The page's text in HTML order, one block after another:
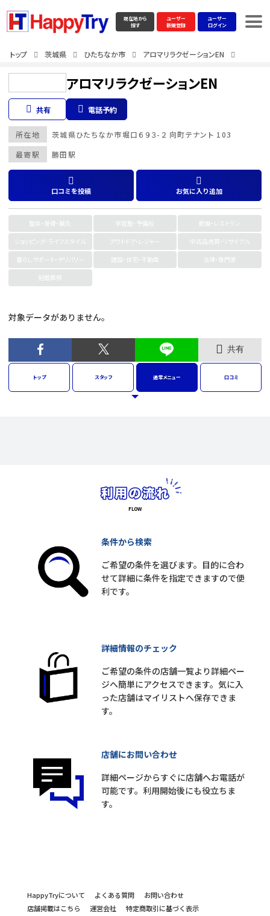
現在地から
探す
ユーザー
新規登録
ユーザー
ログイン
トップ 茨城県 ひたちなか市 アロマリラクゼーションEN
アロマリラクゼーションEN
共有 電話予約
最寄駅 勝田駅
所在地 茨城県ひたちなか市堀口６９３-２ 向町テナント 103
口コミを投稿 お気に入り追加
整体・接骨・鍼灸 学習塾・予備校
飲食・レストラン
ショッピング・ライフスタイル
アウトドア・レジャー
中古品売買・リサイクル
暮らしサポート・デリバリー
建設・住宅・不動産
法律・専門家
冠婚葬祭
対象データがありません。
共有
トップ スタッフ 通常メニュー 口コミ
条件から検索
ご希望の条件を選びます。目的に合わ
せて詳細に条件を指定できますので便
利です。
詳細情報のチェック
ご希望の条件の店舗一覧より詳細ペー
ジへ簡単にアクセスできます。気に入
った店舗はマイリストへ保存できま
す。
店舗にお問い合わせ
詳細ページからすぐに店舗へお電話が
可能です。利用開始後にも役立ちま
す。
HappyTryについて よくある質問
お問い合わせ
店舗掲載はこちら
運営会社
特定商取引に基づく表示